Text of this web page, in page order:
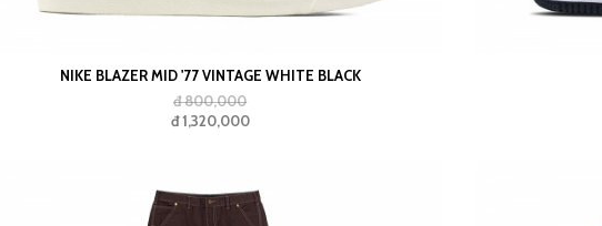
NIKE BLAZER MID '77 VINTAGE WHITE BLACK
đ 800,000
đ 1,320,000